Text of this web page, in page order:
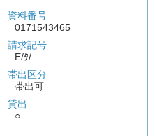
資料番号
0171543465
請求記号
E/ﾀ/
帯出区分
帯出可
貸出
○